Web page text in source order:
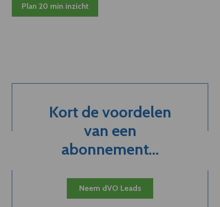
Plan 20 min inzicht
Kort de voordelen
van een
abonnement...
Neem dVO Leads